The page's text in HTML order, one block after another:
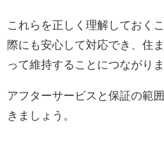
これらを正しく理解しておく
際にも安心して対応でき、住
って維持することにつながりま
アフターサービスと保証の範
きましょう。